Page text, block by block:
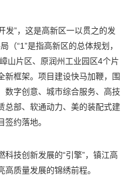
发”，这是高新区一以贯之的发
（“1”是指高新区的总体规划，
山片区、原润州工业园区4个片
新框架。项目建设快马加鞭，围
数字创意、城市综合服务、高技
总部、软通动力、美的装配式建
约落地。
技创新发展的“引擎”，镇江高
质量发展的锦绣前程。